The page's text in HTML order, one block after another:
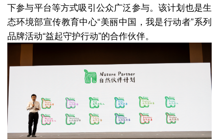
下参与平台等方式吸引公众广泛参与。该计划也是生
态环境部宣传教育中心“美丽中国，我是行动者”系列
品牌活动“益起守护行动”的合作伙伴。